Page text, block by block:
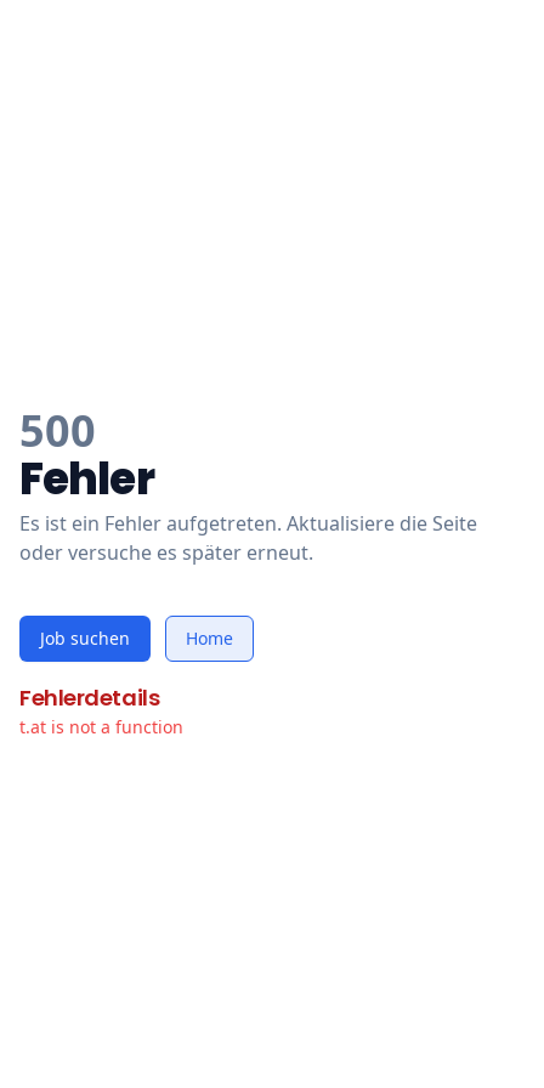
500
Fehler
Es ist ein Fehler aufgetreten. Aktualisiere die Seite
oder versuche es später erneut.
Job suchen Home
Fehlerdetails
t.at is not a function